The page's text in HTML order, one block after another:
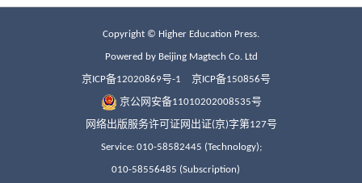
Copyright © Higher Education Press.
Powered by Beijing Magtech Co. Ltd
京ICP备12020869号-1 京ICP备150856号
京公网安备11010202008535号
网络出版服务许可证网出证(京)字第127号
Service: 010-58582445 (Technology);
010-58556485 (Subscription)